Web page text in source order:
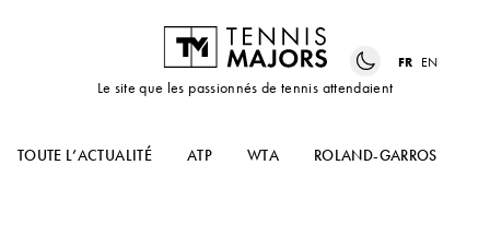
Le site que les passionnés de tennis attendaient
FR EN
TOUTE L’ACTUALITÉ ATP WTA ROLAND-GARROS